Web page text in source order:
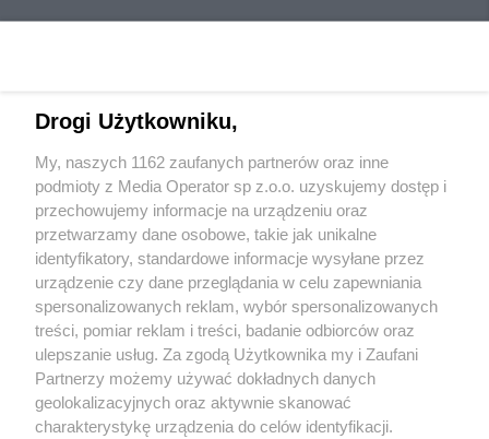
Wydawca mediówlokalnych
Nie zapomnij
zapoznać się z:
polityką prywatności regulamin korzystania z portali
Twojemiasto
Piekary Śląskie
Chorzów
Tarnowskie Góry
Skontakuj sięz nami
Kontakt
Wydawca
Redakcja
Drogi Użytkowniku,
My, naszych 1162 zaufanych partnerów oraz inne
podmioty z Media Operator sp z.o.o. uzyskujemy dostęp i
przechowujemy informacje na urządzeniu oraz
przetwarzamy dane osobowe, takie jak unikalne
identyfikatory, standardowe informacje wysyłane przez
urządzenie czy dane przeglądania w celu zapewniania
spersonalizowanych reklam, wybór spersonalizowanych
treści, pomiar reklam i treści, badanie odbiorców oraz
ulepszanie usług. Za zgodą Użytkownika my i Zaufani
Partnerzy możemy używać dokładnych danych
geolokalizacyjnych oraz aktywnie skanować
charakterystykę urządzenia do celów identyfikacji.